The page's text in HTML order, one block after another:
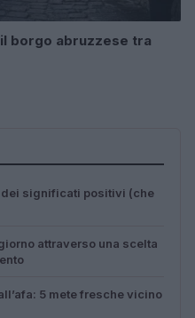
borgo abruzzese tra
dei significati positivi (che
attraverso una scelta
5 mete fresche vicino